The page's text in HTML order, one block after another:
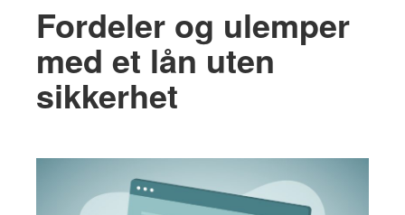
Fordeler og ulemper
med et lån uten
sikkerhet